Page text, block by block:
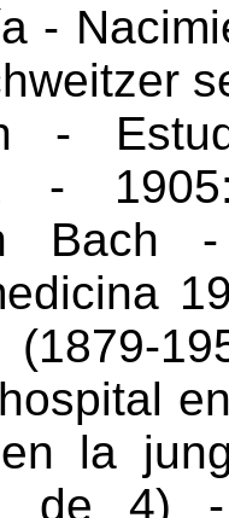
-
-
-
Bach
(1879-
la
de 4)